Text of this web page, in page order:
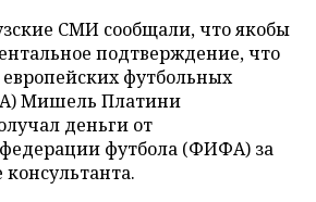
СМИ сообщали, что якобы
подтверждение, что
футбольных
Мишель Платини
деньги от
футбола (ФИФА) за
консультанта.